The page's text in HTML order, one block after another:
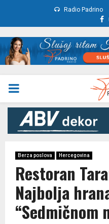
Radio Padrino
PRIMARY
MENU
Berza poslova Hercegovina
Restoran
Najbolja
“Sedmičnom